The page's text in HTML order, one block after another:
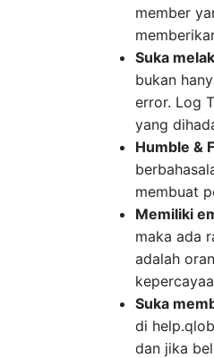
member
Suka
bukan
error. Log
yang
Humble &
membuat
Memiliki
maka ada
adalah
Suka
di
dan jika